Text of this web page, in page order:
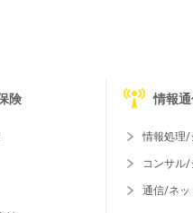
険 情報
情報処理/
コンサル/
通信/ネッ